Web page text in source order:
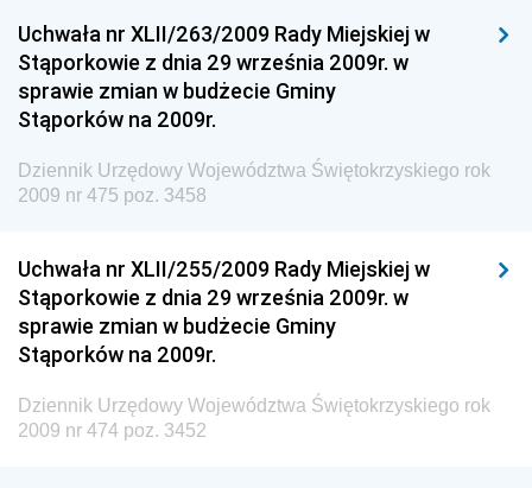
Dziennik Urzędowy Ministra Rodziny i Polityki
Społecznej
Dziennik Urzędowy Komendy Głównej Straży
Granicznej
Dziennik Urzędowy Głównego Inspektoratu Transportu
Drogowego
Dziennik Urzędowy Komendy Głównej Policji
Dziennik Urzędowy Ministra Pracy i Polityki
Społecznej
Dziennik Urzędowy Ministra Transportu, Budownictwa
i Gospodarki Morskiej
Uchwała nr XLII/263/2009 Rady Miejskiej w
Stąporkowie z dnia 29 września 2009r. w
sprawie zmian w budżecie Gminy
Stąporków na 2009r.
Dziennik Urzędowy Województwa Świętokrzyskiego rok
2009 nr 475 poz. 3458
Uchwała nr XLII/255/2009 Rady Miejskiej w
Stąporkowie z dnia 29 września 2009r. w
sprawie zmian w budżecie Gminy
Stąporków na 2009r.
Dziennik Urzędowy Województwa Świętokrzyskiego rok
2009 nr 474 poz. 3452